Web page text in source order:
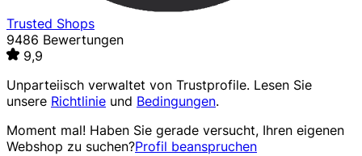
Trusted Shops
9486 Bewertungen
9,9
Unparteiisch verwaltet von Trustprofile. Lesen Sie
unsere Richtlinie und Bedingungen.
Moment mal! Haben Sie gerade versucht, Ihren eigenen
Webshop zu suchen?Profil beanspruchen